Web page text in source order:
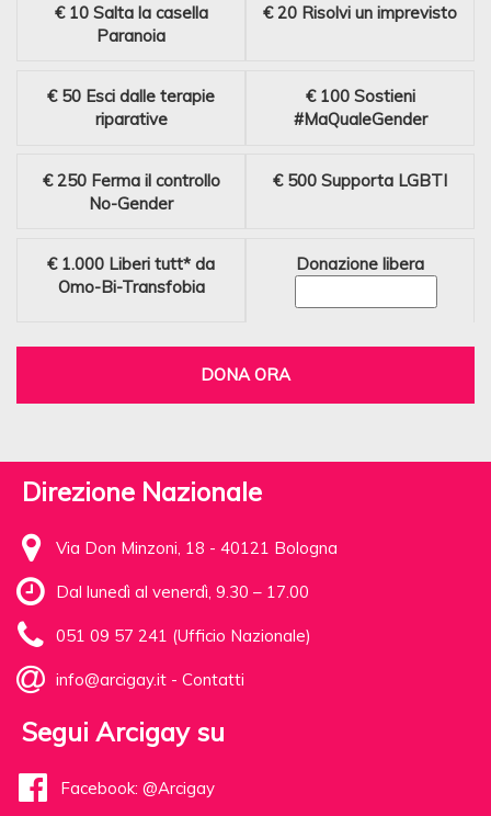
€ 10 Salta la casella
Paranoia
€ 20 Risolvi un imprevisto
€ 50 Esci dalle terapie
riparative
€ 100 Sostieni
#MaQualeGender
€ 250 Ferma il controllo
No-Gender
€ 500 Supporta LGBTI
€ 1.000 Liberi tutt* da
Omo-Bi-Transfobia
Donazione libera
DONA ORA
Direzione Nazionale
Via Don Minzoni, 18 - 40121 Bologna
Dal lunedì al venerdì, 9.30 – 17.00
051 09 57 241 (Ufficio Nazionale)
info@arcigay.it - Contatti
Segui Arcigay su
Facebook: @Arcigay